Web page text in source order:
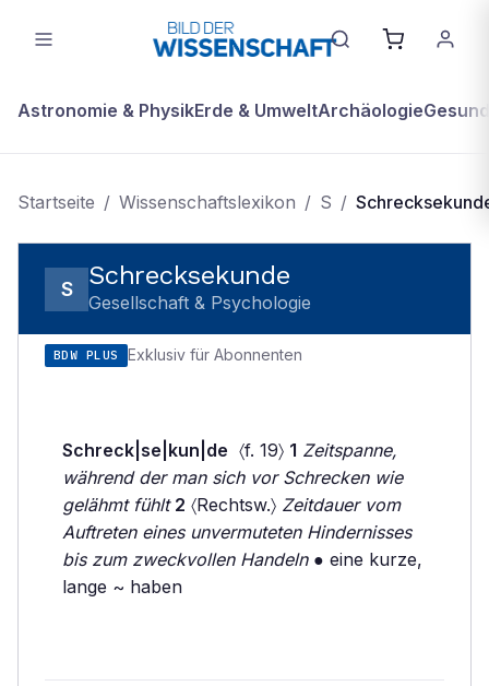
Astronomie & PhysikErde & UmweltArchäologie
Startseite / Wissenschaftslexikon / S /
S Schrecksekunde
Gesellschaft & Psychologie
BDW PLUS Exklusiv für Abonnenten
Schreck|se|kun|de 〈f. 19〉 1 Zeitspanne,
während der man sich vor Schrecken wie
gelähmt fühlt 2 〈Rechtsw.〉 Zeitdauer vom
Auftreten eines unvermuteten Hindernisses
bis zum zweckvollen Handeln● eine kurze,
lange ~ haben